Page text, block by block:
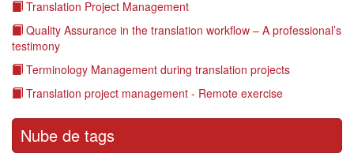
Translation Project Management
Quality Assurance in the translation workflow – A professional’s
testimony
Terminology Management during translation projects
Translation project management - Remote exercise
Nube de tags